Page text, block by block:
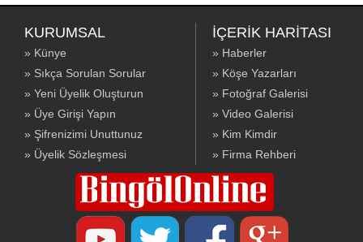
KURUMSAL
» Künye
» Sıkça Sorulan Sorular
» Yeni Üyelik Oluşturun
» Üye Girişi Yapın
» Şifrenizimi Unuttunuz
» Üyelik Sözleşmesi
İÇERİK HARİTASI
» Haberler
» Köşe Yazarları
» Fotoğraf Galerisi
» Video Galerisi
» Kim Kimdir
» Firma Rehberi